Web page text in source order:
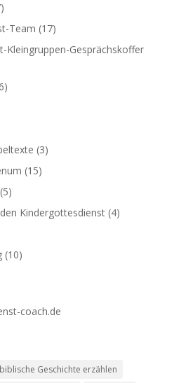
Team (17)
Kleingruppen-Gesprächskoffer
(3)
(15)
(5)
Kindergottesdienst(4)
(10)
coach.de
biblische Geschichte erzählen